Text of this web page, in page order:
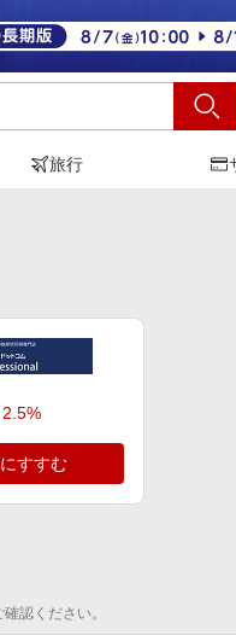
旅行
2.5%
すすむ
認ください。